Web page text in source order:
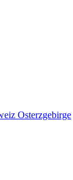
Osterzgebirge